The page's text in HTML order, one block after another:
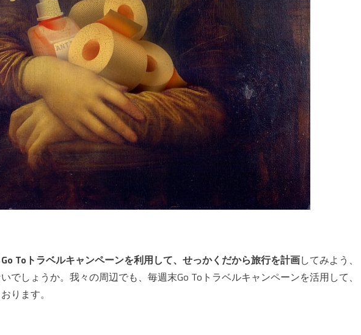
Go Toトラベルキャンペーンを利用して、せっかくだから旅行を計画してみよう、
でしょうか。我々の周辺でも、毎週末Go Toトラベルキャンペーンを活用して、
ります。